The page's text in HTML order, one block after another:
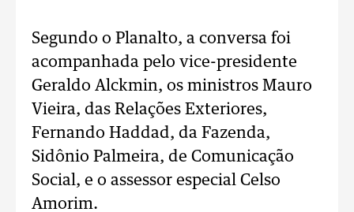
Segundo o Planalto, a conversa foi
acompanhada pelo vice-presidente
Geraldo Alckmin, os ministros Mauro
Vieira, das Relações Exteriores,
Fernando Haddad, da Fazenda,
Sidônio Palmeira, de Comunicação
Social, e o assessor especial Celso
Amorim.